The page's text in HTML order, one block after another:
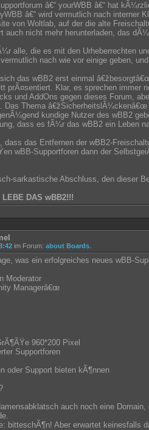
â€“ yourWBB â€“ hat
â€“ wird vermutlich nach interner
von Woltlab, auf der die alte
auch nicht mehr herunterladen, das
alle, die es mit den Urheberrechten
nach wie vor einige geben,
das wBB2 erst einmal
prÃ¤sentiert. Klar, es sprechen immer
und AddOns gegen dieses Forum,
Das Thema
kundige Nutzer des wBB2
dass es fÃ¼r das wBB2 ein Leben
dass das Entfernen der wBB2-
wBB-Supportforen dann der
sarkastische Abschluss, den dieser
LEBE DAS wBB2!!!
im Forum: about Boards
was ein erfolgreiches neues wBB-
Moderator
Managerâ€œ
960*200 Pixel
Supportforen
oder Support bieten kÃ¶nnen
auch noch eine
bitteschÃ¶n! Aber erwartet keinesfalls